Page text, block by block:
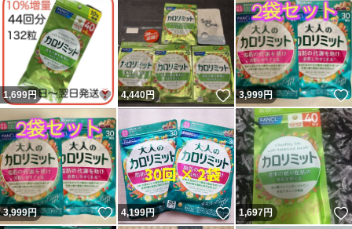
1,699円 いいね！
4,440円 いいね！
3,999円
3,999円 いいね！
4,199円 いいね！
1,697円